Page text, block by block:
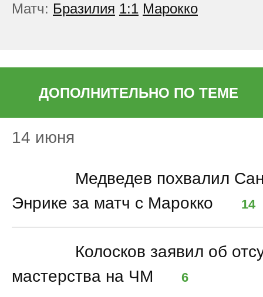
Матч: Бразилия 1:1 Марокко
ДОПОЛНИТЕЛЬНО ПО ТЕМЕ
14 июня
Медведев похвалил
Энрике за матч с Марокко
14
Колосков заявил об
мастерства на ЧМ
6